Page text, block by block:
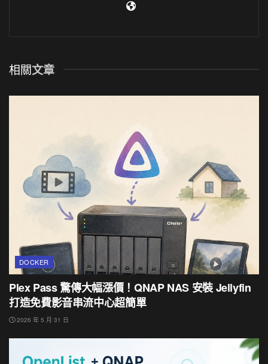
相關文章
DOCKER
Plex Pass 驚傳大幅漲價！QNAP NAS 安裝 Jellyfin
打造免費影音串流中心超簡單
2026 年 5 月 31 日